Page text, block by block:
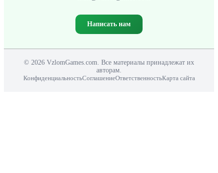
Написать нам
© 2026 VzlomGames.com. Все материалы принадлежат их
авторам.
КонфиденциальностьСоглашениеОтветственностьКарта сайта